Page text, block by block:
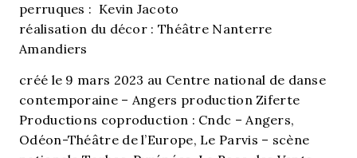
perruques : Kevin Jacoto
réalisation du décor : Théâtre Nanterre
Amandiers
créé le 9 mars 2023 au Centre national de danse
contemporaine – Angers production Ziferte
Productions coproduction : Cndc – Angers,
Odéon-Théâtre de l’Europe, Le Parvis – scène